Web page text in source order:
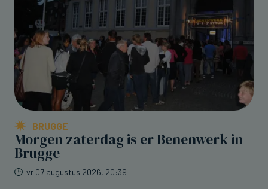
BRUGGE
Morgen zaterdag is er Benenwerk in
Brugge
vr 07 augustus 2026, 20:39